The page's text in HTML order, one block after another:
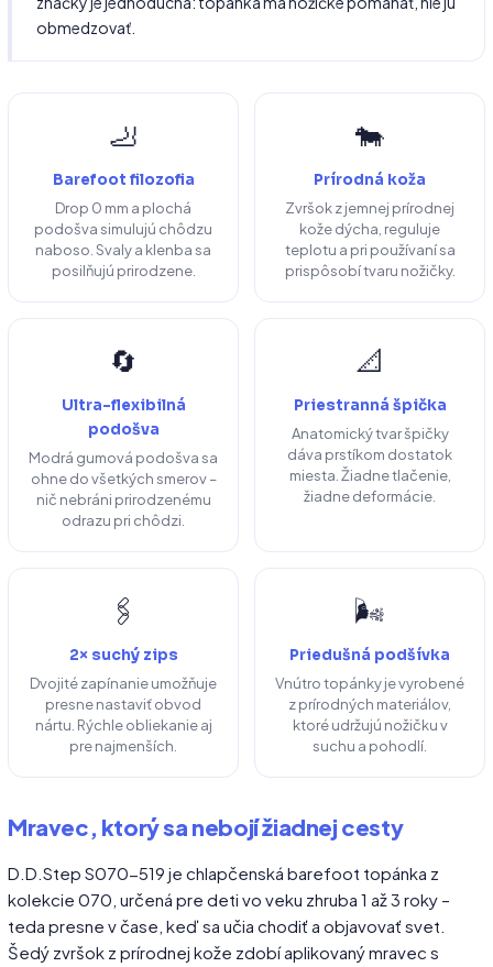
obmedzovať.
🦶
Barefoot filozofia
Drop 0 mm a plochá
podošva simulujú chôdzu
naboso. Svaly a klenba sa
posilňujú prirodzene.
🐄
Prírodná koža
Zvršok z jemnej prírodnej
kože dýcha, reguluje
teplotu a pri používaní sa
prispôsobí tvaru nožičky.
🔄
Ultra-flexibilná
podošva
Modrá gumová podošva sa
ohne do všetkých smerov –
nič nebráni prirodzenému
odrazu pri chôdzi.
📐
Priestranná špička
Anatomický tvar špičky
dáva prstíkom dostatok
miesta. Žiadne tlačenie,
žiadne deformácie.
🖇️
2× suchý zips
Dvojité zapínanie umožňuje
presne nastaviť obvod
nártu. Rýchle obliekanie aj
pre najmenších.
🌬️
Priedušná podšívka
Vnútro topánky je vyrobené
z prírodných materiálov,
ktoré udržujú nožičku v
suchu a pohodlí.
Mravec, ktorý sa nebojí žiadnej cesty
D.D.Step S070-519 je chlapčenská barefoot topánka z
kolekcie 070, určená pre deti vo veku zhruba 1 až 3 roky –
teda presne v čase, keď sa učia chodiť a objavovať svet.
Šedý zvršok z prírodnej kože zdobí aplikovaný mravec s